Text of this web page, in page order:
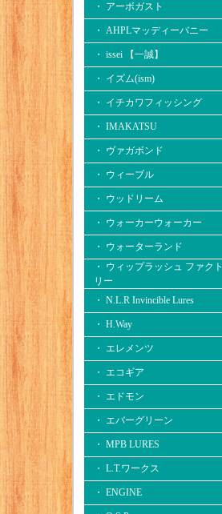
・ アーボガスト
・ AHPLマッディーバニー
・ issei 【一誠】
・ イズム(ism)
・ イチカワフィッシング
・ IMAKATSU
・ ヴァガボンド
・ ウィーブル
・ ウッドリーム
・ ウォーカーウォーカー
・ ウォーターランド
・ ウィップラッシュ ファクト
リー
・ N.L.R Invincible Lures
・ H.Way
・ エレメンツ
・ エコギア
・ エドモン
・ エバーグリーン
・ MPB LURES
・ L.T.ワークス
・ ENGINE